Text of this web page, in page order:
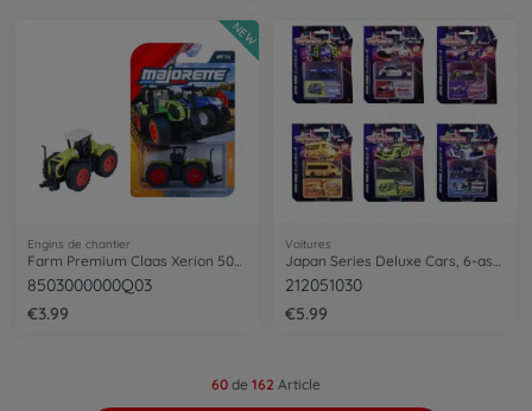
Engins de chantier
8503000000Q03
€3.99
NEW
Voitures
212051030
€5.99
60 de 162 Article